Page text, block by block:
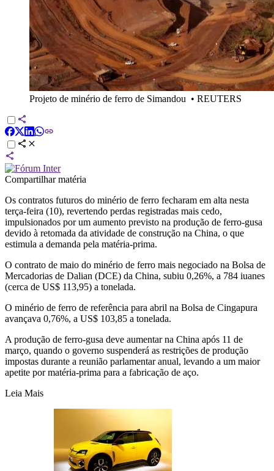
Projeto de minério de ferro de Simandou • REUTERS
Compartilhar matéria
Os contratos futuros do minério de ferro fecharam em alta nesta
terça-feira (10), revertendo perdas registradas mais cedo,
impulsionados por um aumento previsto na produção de ferro-gusa
devido à retomada da atividade de construção na China, o que
estimula a demanda pela matéria-prima.
O contrato de maio do minério de ferro mais negociado na Bolsa de
Mercadorias de Dalian (DCE) da China, subiu 0,26%, a 784 iuanes
(cerca de US$ 113,95) a tonelada.
O minério de ferro de referência para abril na Bolsa de Cingapura
avançava 0,76%, a US$ 103,85 a tonelada.
A produção de ferro-gusa deve aumentar na China após 11 de
março, quando o governo suspenderá as restrições de produção
impostas durante a reunião parlamentar anual, levando a um maior
apetite por matéria-prima para a fabricação de aço.
Leia Mais